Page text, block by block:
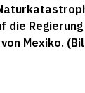
die
Mexiko.